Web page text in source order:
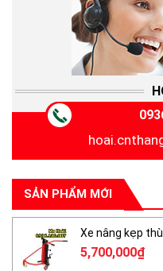
SẢN PHẨM MỚI
Xe nâng kẹp
5,700,000₫